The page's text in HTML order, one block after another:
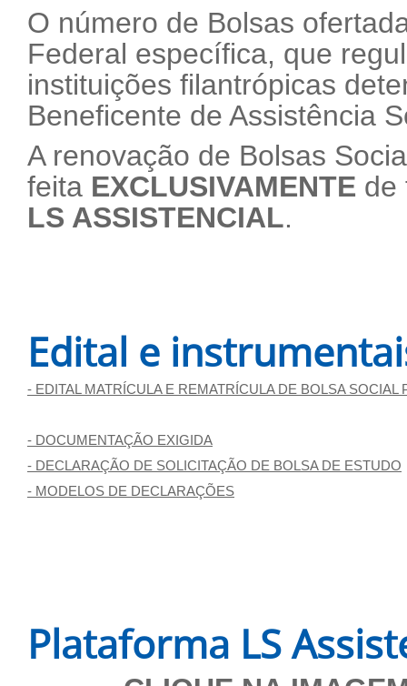
O número de Bolsas
Federal específica, que
instituições filantrópicas
Beneficente de Assistência
A renovação de Bolsas
feita EXCLUSIVAMENTE de
LS ASSISTENCIAL.
Edital e
- EDITAL MATRÍCULA E REMATRÍCULA DE BOLSA SOCIAL
- DOCUMENTAÇÃO EXIGIDA
- DECLARAÇÃO DE SOLICITAÇÃO DE BOLSA DE ESTUDO
- MODELOS DE DECLARAÇÕES
Plataforma LS